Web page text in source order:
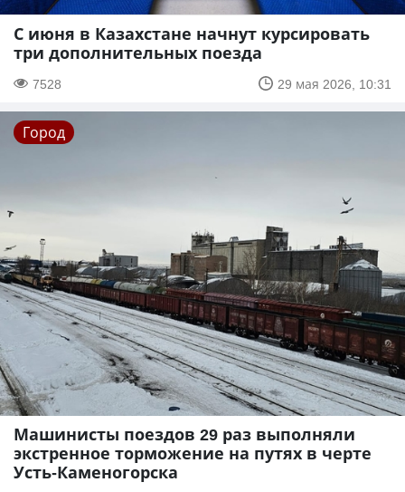
С июня в Казахстане начнут курсировать
три дополнительных поезда
7528 29 мая 2026, 10:31
Город
Машинисты поездов 29 раз выполняли
экстренное торможение на путях в черте
Усть-Каменогорска